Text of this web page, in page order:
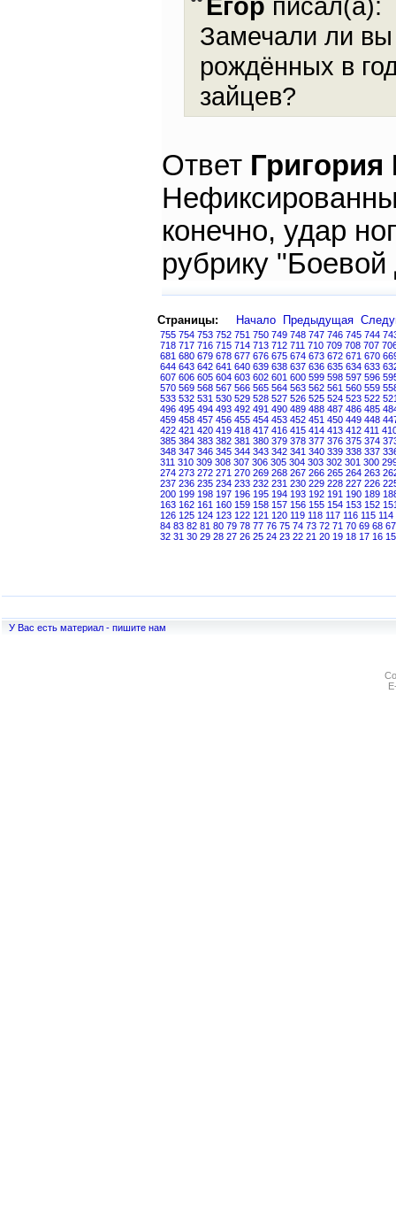
Егор писал(а):
Замечали ли
рождённых в
зайцев?
Ответ
конечно, удар
рубрику "Боевой
Страницы: Начало Предыдущая
755 754 753 752 751 750 749 748 747 746 745 744
718 717 716 715 714 713 712 711 710 709 708 707
681 680 679 678 677 676 675 674 673 672 671 670
644 643 642 641 640 639 638 637 636 635 634 633
607 606 605 604 603 602 601 600 599 598 597 596
570 569 568 567 566 565 564 563 562 561 560 559
533 532 531 530 529 528 527 526 525 524 523 522
496 495 494 493 492 491 490 489 488 487 486 485
459 458 457 456 455 454 453 452 451 450 449 448
422 421 420 419 418 417 416 415 414 413 412 411
385 384 383 382 381 380 379 378 377 376 375 374
348 347 346 345 344 343 342 341 340 339 338 337
311 310 309 308 307 306 305 304 303 302 301 300
274 273 272 271 270 269 268 267 266 265 264 263
237 236 235 234 233 232 231 230 229 228 227 226
200 199 198 197 196 195 194 193 192 191 190 189
163 162 161 160 159 158 157 156 155 154 153 152
126 125 124 123 122 121 120 119 118 117 116 115 114
84 83 82 81 80 79 78 77 76 75 74 73 72 71 70 69 68 67
32 31 30 29 28 27 26 25 24 23 22 21 20 19 18 17 16 15
У Вас есть материал - пишите нам